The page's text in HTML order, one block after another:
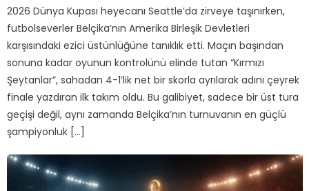
2026 Dünya Kupası heyecanı Seattle’da zirveye taşınırken,
futbolseverler Belçika’nın Amerika Birleşik Devletleri
karşısındaki ezici üstünlüğüne tanıklık etti. Maçın başından
sonuna kadar oyunun kontrolünü elinde tutan “Kırmızı
Şeytanlar”, sahadan 4-1’lik net bir skorla ayrılarak adını çeyrek
finale yazdıran ilk takım oldu. Bu galibiyet, sadece bir üst tura
geçişi değil, aynı zamanda Belçika’nın turnuvanın en güçlü
şampiyonluk […]